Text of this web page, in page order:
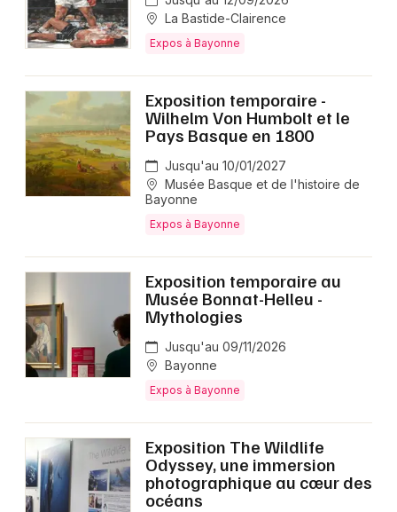
La Bastide-Clairence
Expos à Bayonne
Exposition temporaire -
Wilhelm Von Humbolt et le
Pays Basque en 1800
Jusqu'au 10/01/2027
Musée Basque et de l'histoire de
Bayonne
Expos à Bayonne
Exposition temporaire au
Musée Bonnat-Helleu -
Mythologies
Jusqu'au 09/11/2026
Bayonne
Expos à Bayonne
Exposition The Wildlife
Odyssey, une immersion
photographique au cœur des
océans